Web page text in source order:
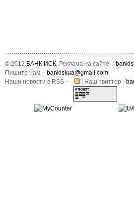
© 2012 БАНК ИСК. Реклама на сайте –
Пишите нам – bankiskua@gmail.com
Наши новости в RSS –
| Наш твиттер -